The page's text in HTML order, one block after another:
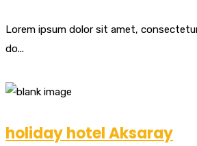
Lorem ipsum dolor sit amet,
do...
holiday hotel Aksaray